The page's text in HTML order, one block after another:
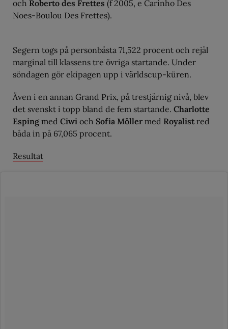
och Roberto des Frettes (f 2005, e Carinho Des
Noes-Boulou Des Frettes).
Segern togs på personbästa 71,522 procent och rejäl
marginal till klassens tre övriga startande. Under
söndagen gör ekipagen upp i världscup-küren.
Även i en annan Grand Prix, på trestjärnig nivå, blev
det svenskt i topp bland de fem startande. Charlotte
Espingmed Ciwi och Sofia Möller med Royalistred
båda in på 67,065 procent.
Resultat